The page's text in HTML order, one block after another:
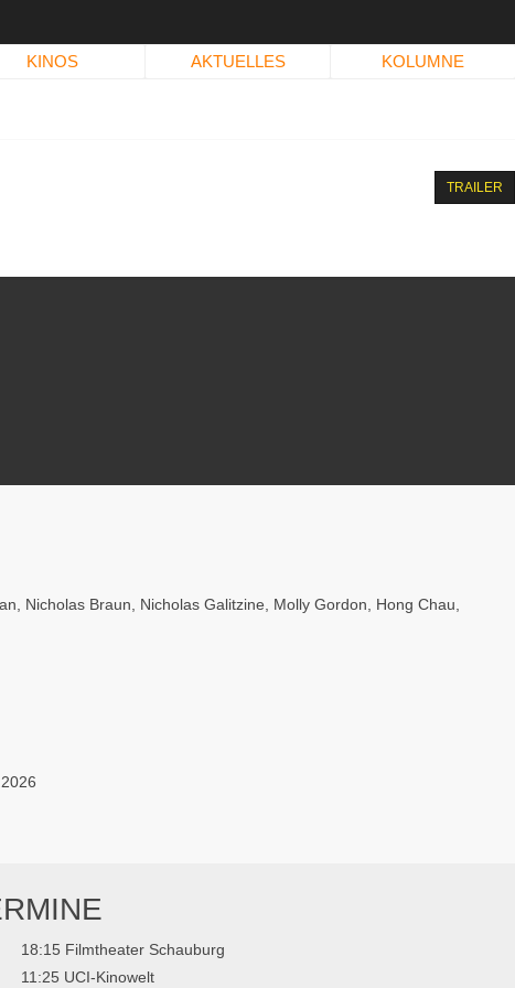
KINOS AKTUELLES KOLUMNE
TRAILER
, Nicholas Braun, Nicholas Galitzine, Molly Gordon, Hong Chau,
18:15 Filmtheater Schauburg
11:25 UCI-Kinowelt